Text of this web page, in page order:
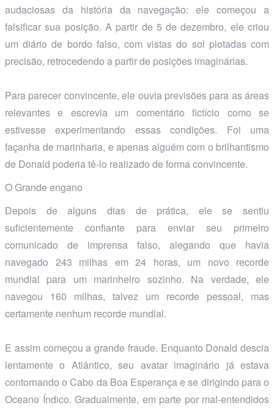
audaciosas da história da navegação: ele começou a
falsificar sua posição. A partir de 5 de dezembro, ele criou
um diário de bordo falso, com vistas do sol plotadas com
precisão, retrocedendo a partir de posições imaginárias.
Para parecer convincente, ele ouvia previsões para as áreas
relevantes e escrevia um comentário fictício como se
estivesse experimentando essas condições. Foi uma
façanha de marinharia, e apenas alguém com o brilhantismo
de Donald poderia tê-lo realizado de forma convincente.
O Grande engano
Depois de alguns dias de prática, ele se sentiu
suficientemente confiante para enviar seu primeiro
comunicado de imprensa falso, alegando que havia
navegado 243 milhas em 24 horas, um novo recorde
mundial para um marinheiro sozinho. Na verdade, ele
navegou 160 milhas, talvez um recorde pessoal, mas
certamente nenhum recorde mundial.
E assim começou a grande fraude. Enquanto Donald descia
lentamente o Atlântico, seu avatar imaginário já estava
contornando o Cabo da Boa Esperança e se dirigindo para o
Oceano Índico. Gradualmente, em parte por mal-entendidos